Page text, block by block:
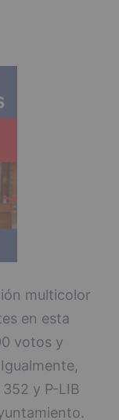
multicolor
en esta
votos y
y P-LIB